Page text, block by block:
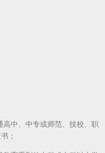
中、中专或师范、技校、职
；